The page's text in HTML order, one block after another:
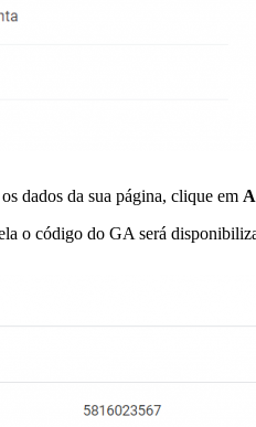
dados da sua página, clique em
o código do GA será